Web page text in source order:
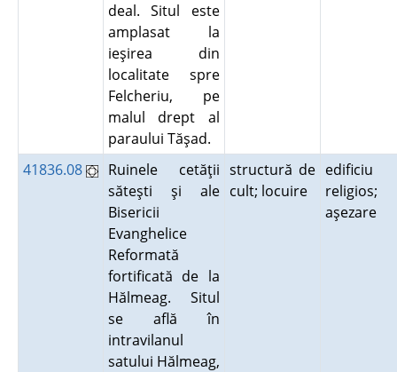
deal. Situl este
amplasat la
ieşirea din
localitate spre
Felcheriu, pe
malul drept al
paraului Tăşad.
41836.08
Ruinele cetăţii
săteşti şi ale
Bisericii
Evanghelice
Reformată
fortificată de la
Hălmeag. Situl
se află în
intravilanul
satului Hălmeag,
structură de
cult; locuire
edificiu
religios;
aşezare